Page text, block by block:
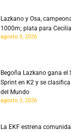
Lazkano y Osa,
1000m; plata para
agosto 3, 2026
Begoña Lazkano gana el
Sprint en K2 y se
del Mundo
agosto 3, 2026
La EKF estrena